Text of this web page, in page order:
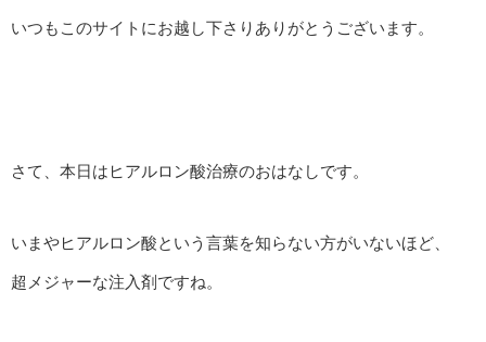
いつもこのサイトにお越し下さりありがとうございます。
さて、本日はヒアルロン酸治療のおはなしです。
いまやヒアルロン酸という言葉を知らない方がいないほど、
超メジャーな注入剤ですね。